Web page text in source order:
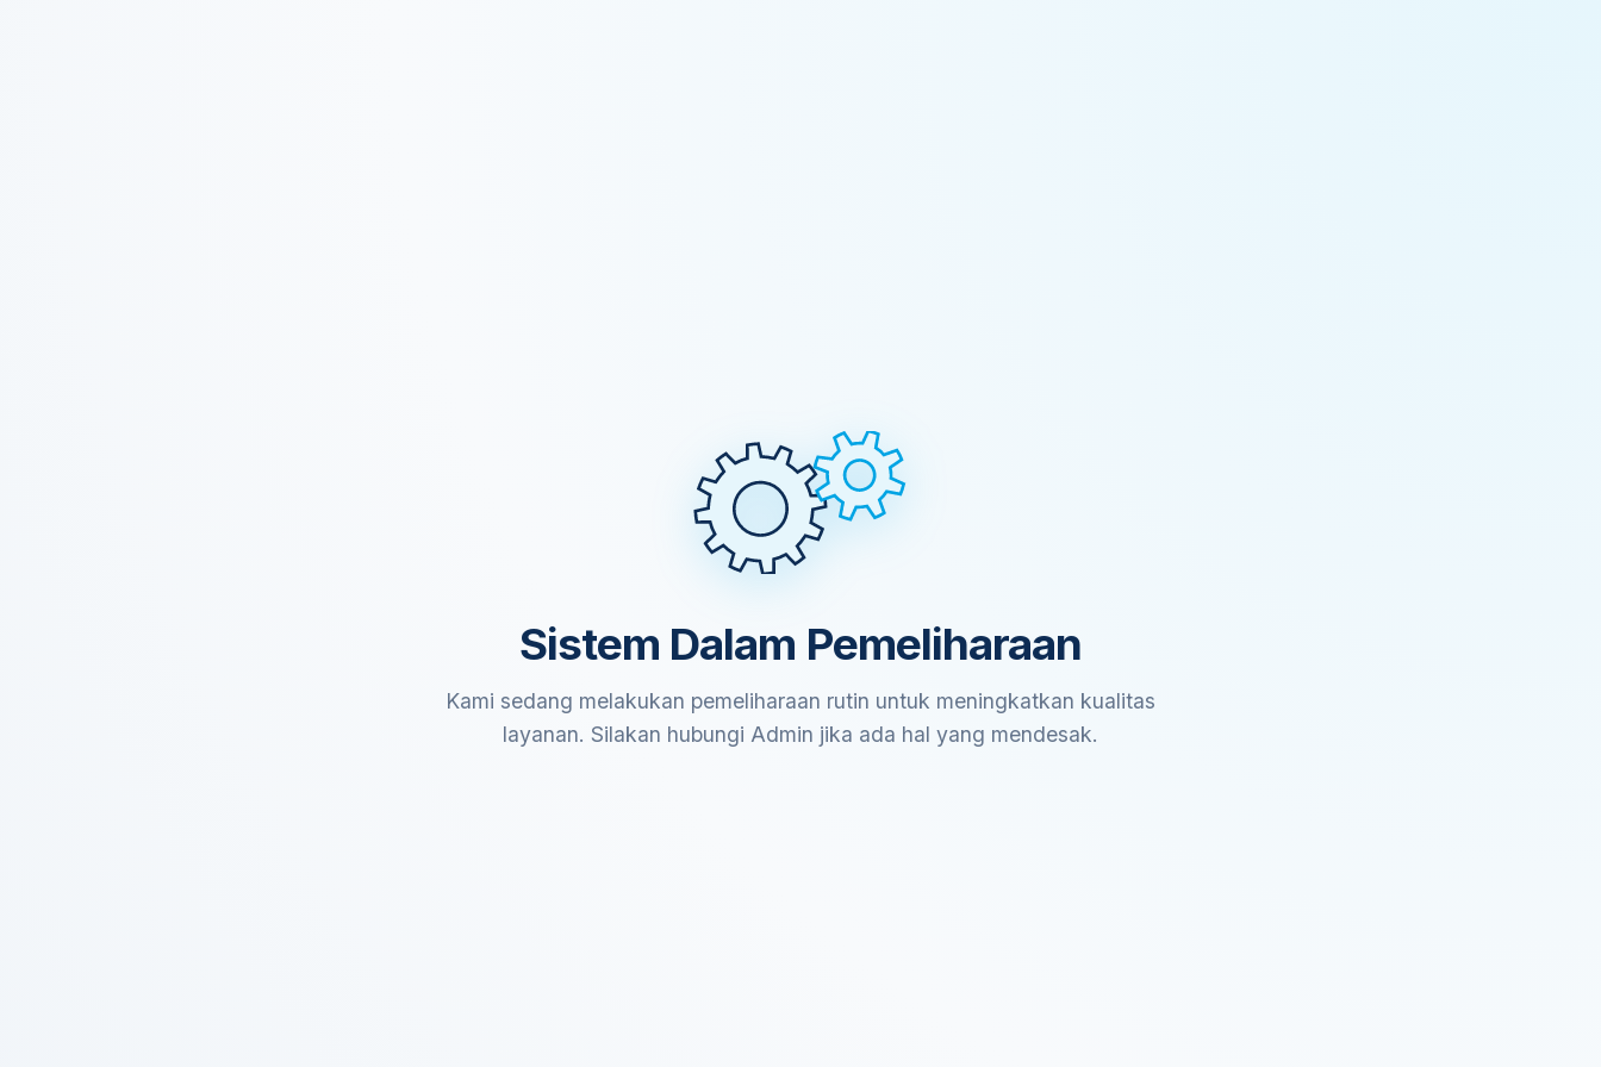
Sistem Dalam Pemeliharaan
Kami sedang melakukan pemeliharaan rutin untuk meningkatkan kualitas
layanan. Silakan hubungi Admin jika ada hal yang mendesak.